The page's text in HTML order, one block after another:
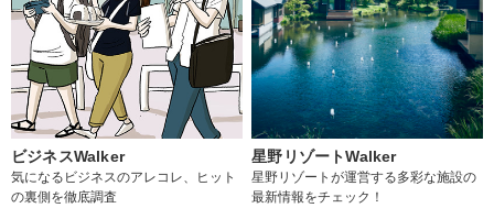
ビジネスWalker
気になるビジネスのアレコレ、ヒット
の裏側を徹底調査
星野リゾートWalker
星野リゾートが運営する多彩な施設の
最新情報をチェック！